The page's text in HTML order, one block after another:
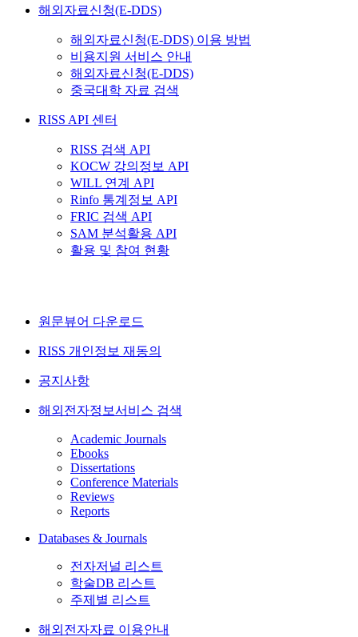
해외자료신청(E-DDS)
해외자료신청(E-DDS) 이용 방법
비용지원 서비스 안내
해외자료신청(E-DDS)
중국대학 자료 검색
RISS API 센터
RISS 검색 API
KOCW 강의정보 API
WILL 연계 API
Rinfo 통계정보 API
FRIC 검색 API
SAM 분석활용 API
활용 및 참여 현황
원문뷰어 다운로드
RISS 개인정보 재동의
공지사항
해외전자정보서비스 검색
Academic Journals
Ebooks
Dissertations
Conference Materials
Reviews
Reports
Databases & Journals
전자저널 리스트
학술DB 리스트
주제별 리스트
해외전자자료 이용안내